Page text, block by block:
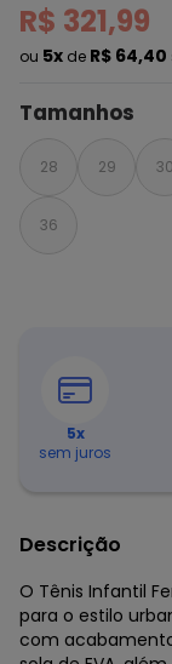
R$ 321,99
ou 5x de R$ 64,40
Tamanhos
28 29 30
36
5x
sem juros
Descrição
O Tênis Infantil
para o estilo
com